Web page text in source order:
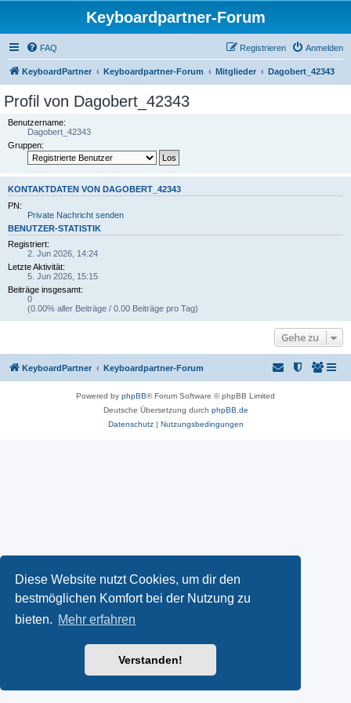
Diese Website nutzt Cookies, um dir den
bestmöglichen Komfort bei der Nutzung zu
bieten. Mehr erfahren
Verstanden!
Keyboardpartner-Forum
FAQ Anmelden
Registrieren
KeyboardPartner Keyboardpartner-Forum Mitglieder Dagobert_42343
Profil von Dagobert_42343
Benutzername:
Dagobert_42343
Gruppen:
KONTAKTDATEN VON DAGOBERT_42343
PN:
Private Nachricht senden
BENUTZER-STATISTIK
Registriert:
2. Jun 2026, 14:24
Letzte Aktivität:
5. Jun 2026, 15:15
Beiträge insgesamt:
0
(0.00% aller Beiträge / 0.00 Beiträge pro Tag)
Gehe zu
KeyboardPartner Keyboardpartner-Forum
Powered by phpBB® Forum Software © phpBB Limited
Deutsche Übersetzung durch phpBB.de
Datenschutz| Nutzungsbedingungen